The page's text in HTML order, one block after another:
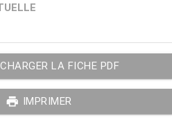
LA FICHE PDF
print IMPRIMER